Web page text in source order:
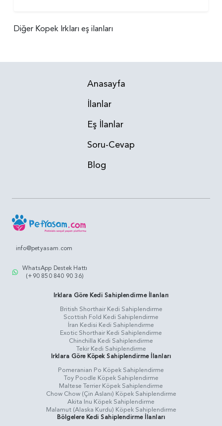
Diğer Kopek Irkları eş ilanları
Anasayfa
İlanlar
Eş İlanlar
Soru-Cevap
Blog
info@petyasam.com
WhatsApp Destek Hattı
(+90 850 840 90 36)
Irklara Göre Kedi Sahiplendirme İlanları
British Shorthair Kedi Sahiplendirme
Scottish Fold Kedi Sahiplendirme
İran Kedisi Kedi Sahiplendirme
Exotic Shorthair Kedi Sahiplendirme
Chinchilla Kedi Sahiplendirme
Tekir Kedi Sahiplendirme
Irklara Göre Köpek Sahiplendirme İlanları
Pomeranian Po Köpek Sahiplendirme
Toy Poodle Köpek Sahiplendirme
Maltese Terrier Köpek Sahiplendirme
Chow Chow (Çin Aslanı) Köpek Sahiplendirme
Akita Inu Köpek Sahiplendirme
Malamut (Alaska Kurdu) Köpek Sahiplendirme
Bölgelere Kedi Sahiplendirme İlanları